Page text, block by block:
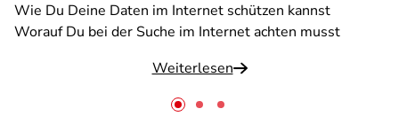
Wie Du Deine Daten im Internet schützen kannst
Worauf Du bei der Suche im Internet achten musst
Weiterlesen